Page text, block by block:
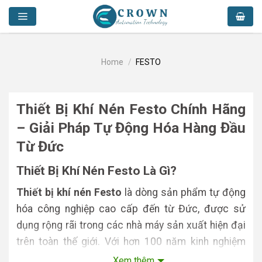
Skip
content
Home / FESTO
Thiết Bị Khí Nén Festo Chính Hãng
– Giải Pháp Tự Động Hóa Hàng Đầu
Từ Đức
Thiết Bị Khí Nén Festo Là Gì?
Thiết bị khí nén Festo là dòng sản phẩm tự động
hóa công nghiệp cao cấp đến từ Đức, được sử
dụng rộng rãi trong các nhà máy sản xuất hiện đại
trên toàn thế giới. Với hơn 100 năm kinh nghiệm
trong lĩnh vực tự động hóa, Festo luôn là thương